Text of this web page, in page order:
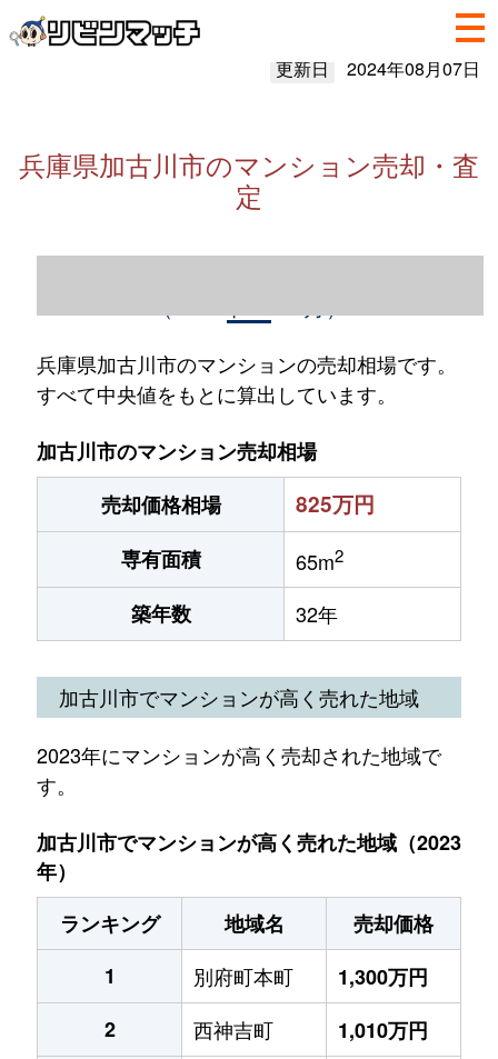
更新日 2024年08月07日
兵庫県加古川市のマンション売却・査
定
兵庫県加古川市のマンションの売却相場です。
すべて中央値をもとに算出しています。
加古川市のマンション売却相場
売却価格相場
825万円
専有面積 65m2
築年数 32年
加古川市でマンションが高く売れた地域
2023年にマンションが高く売却された地域で
す。
加古川市でマンションが高く売れた地域（2023
年）
ランキング
地域名
売却価格
1
別府町本町
1,300万円
2
西神吉町
1,010万円